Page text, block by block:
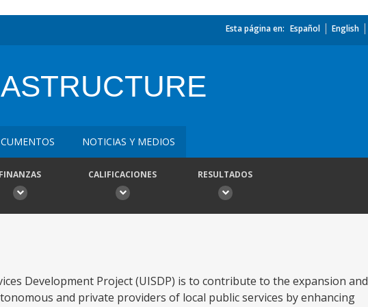
Esta página en: Español English
NOTICIAS Y MEDIOS
CALIFICACIONES RESULTADOS
Development Project (UISDP) is to contribute to the expansion and
and private providers of local public services by enhancing